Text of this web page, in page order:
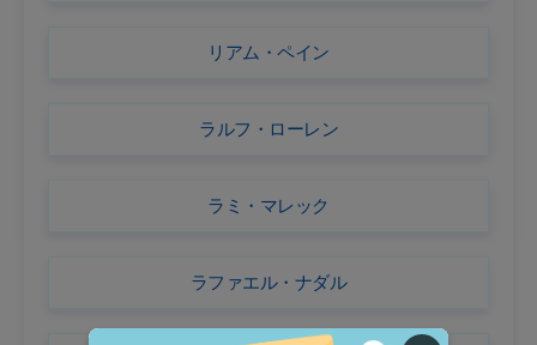
リアム・ペイン
ラルフ・ローレン
ラミ・マレック
ラファエル・ナダル